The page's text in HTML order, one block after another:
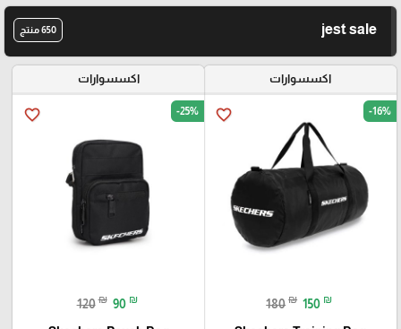
jest sale 650 منتج
اكسسوارات
favorite_border -16%
180 ₪ 150 ₪
اكسسوارات
favorite_border -25%
120 ₪ 90 ₪